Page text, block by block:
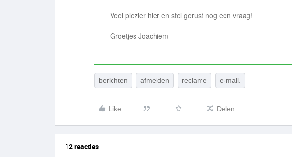
Veel plezier hier en stel gerust nog een vraag!
Groetjes Joachiem
berichten afmelden reclame e-mail.
Like Delen
12 reacties